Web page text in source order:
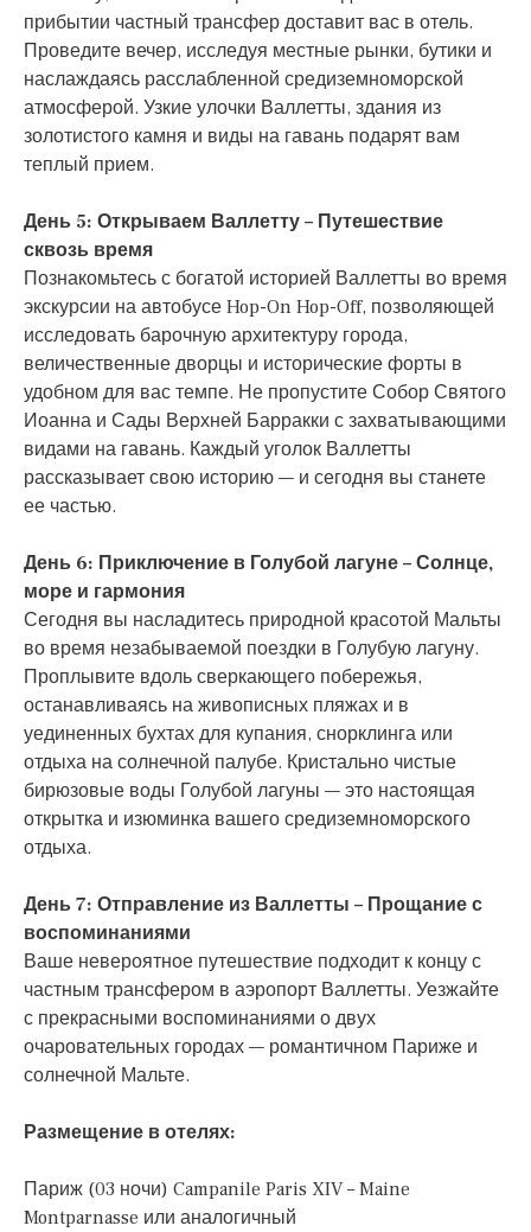
прибытии частный трансфер доставит вас в отель.
Проведите вечер, исследуя местные рынки, бутики и
наслаждаясь расслабленной средиземноморской
атмосферой. Узкие улочки Валлетты, здания из
золотистого камня и виды на гавань подарят вам
теплый прием.
День 5: Открываем Валлетту – Путешествие
сквозь время
Познакомьтесь с богатой историей Валлетты во время
экскурсии на автобусе Hop-On Hop-Off, позволяющей
исследовать барочную архитектуру города,
величественные дворцы и исторические форты в
удобном для вас темпе. Не пропустите Собор Святого
Иоанна и Сады Верхней Барракки с захватывающими
видами на гавань. Каждый уголок Валлетты
рассказывает свою историю — и сегодня вы станете
ее частью.
День 6: Приключение в Голубой лагуне – Солнце,
море и гармония
Сегодня вы насладитесь природной красотой Мальты
во время незабываемой поездки в Голубую лагуну.
Проплывите вдоль сверкающего побережья,
останавливаясь на живописных пляжах и в
уединенных бухтах для купания, снорклинга или
отдыха на солнечной палубе. Кристально чистые
бирюзовые воды Голубой лагуны — это настоящая
открытка и изюминка вашего средиземноморского
отдыха.
День 7: Отправление из Валлетты – Прощание с
воспоминаниями
Ваше невероятное путешествие подходит к концу с
частным трансфером в аэропорт Валлетты. Уезжайте
с прекрасными воспоминаниями о двух
очаровательных городах — романтичном Париже и
солнечной Мальте.
Размещение в отелях:
Париж (03 ночи) Campanile Paris XIV – Maine
Montparnasse или аналогичный